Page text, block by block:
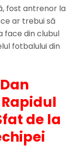
fost antrenor la
ar trebui să
face din clubul
fotbalului din
de la